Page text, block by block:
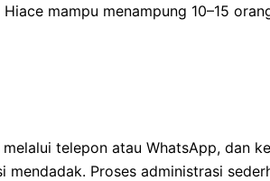
mampu menampung 10–15
telepon atau WhatsApp, dan
Proses administrasi